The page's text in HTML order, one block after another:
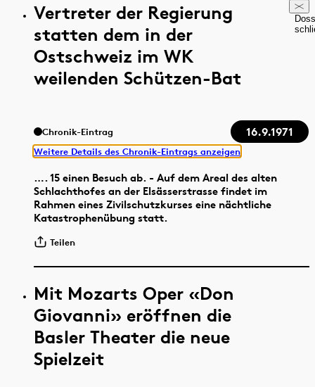
Vertreter der Regierung
statten dem in der
Ostschweiz im WK
weilenden Schützen-Bat
Chronik-Eintrag 16.9.1971
Weitere Details des Chronik-Eintrags anzeigen
…. 15 einen Besuch ab. - Auf dem Areal des alten
Schlachthofes an der Elsässerstrasse findet im
Rahmen eines Zivilschutzkurses eine nächtliche
Katastrophenübung statt.
Teilen
Mit Mozarts Oper «Don
Giovanni» eröffnen die
Basler Theater die neue
Spielzeit